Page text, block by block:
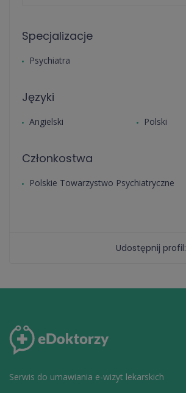
Specjalizacje
Psychiatra
Języki
Angielski Polski
Członkostwa
Polskie Towarzystwo Psychiatryczne
Udostępnij profil:
Serwis do umawiania e-wizyt lekarskich